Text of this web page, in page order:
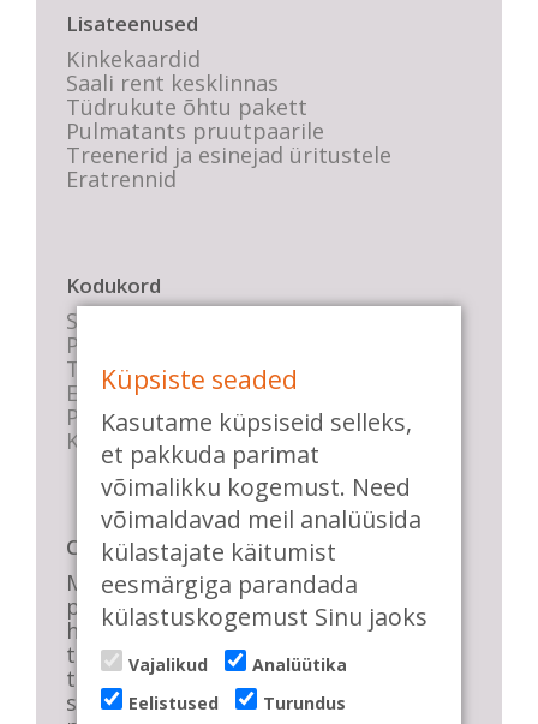
Lisateenused
Kinkekaardid
Saali rent kesklinnas
Tüdrukute õhtu pakett
Pulmatants pruutpaarile
Treenerid ja esinejad üritustele
Eratrennid
Kodukord
Stuudio sisekord
Privaatsustingimused
Tasemete kirjeldused
E-poe tingimused
Parkimise info
KKK
Casa de Baile
Me pühendume lõbusale olemisele,
positiivsele seltskonnale ja
huvitavatele ning kasulikele
tantsudele. Kui mõnes meie
talveõhtuses trennis tuled kustutada,
siis vaatab vastu säravate silmade
Küpsiste seaded
Kasutame küpsiseid selleks,
et pakkuda parimat
võimalikku kogemust. Need
võimaldavad meil analüüsida
külastajate käitumist
eesmärgiga parandada
külastuskogemust Sinu jaoks
Vajalikud
Analüütika
Eelistused
Turundus